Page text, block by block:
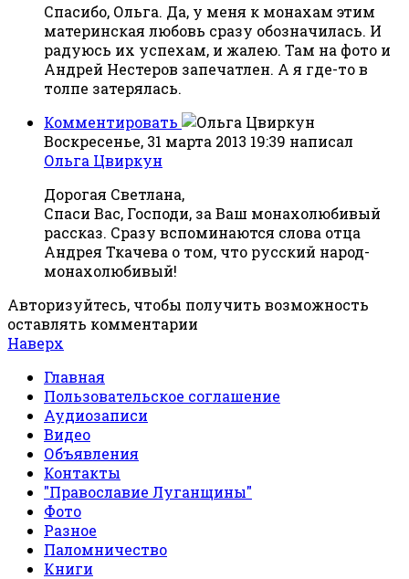
Спасибо, Ольга. Да, у меня к монахам этим
материнская любовь сразу обозначилась. И
радуюсь их успехам, и жалею. Там на фото и
Андрей Нестеров запечатлен. А я где-то в
толпе затерялась.
Комментировать
Воскресенье, 31 марта 2013 19:39 написал
Ольга Цвиркун
Дорогая Светлана,
Спаси Вас, Господи, за Ваш монахолюбивый
рассказ. Сразу вспоминаются слова отца
Андрея Ткачева о том, что русский народ-
монахолюбивый!
Авторизуйтесь, чтобы получить возможность
оставлять комментарии
Наверх
Главная
Пользовательское соглашение
Аудиозаписи
Видео
Объявления
Контакты
"Православие Луганщины"
Фото
Разное
Паломничество
Книги